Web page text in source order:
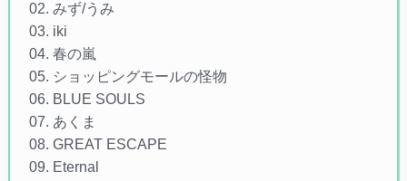
02. みず/うみ
03. iki
04. 春の嵐
05. ショッピングモールの怪物
06. BLUE SOULS
07. あくま
08. GREAT ESCAPE
09. Eternal